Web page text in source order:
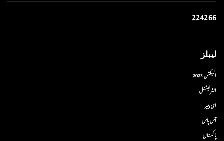
224266
لیبلز
الیکشن 2023
انٹر نیشنل
ای پیپر
آس پاس
پاکستان